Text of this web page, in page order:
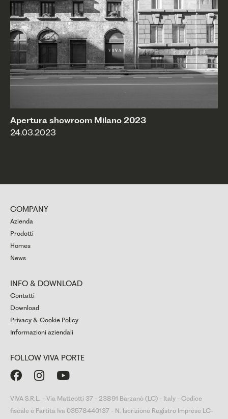
Apertura showroom Milano 2023
24.03.2023
COMPANY
Azienda
Prodotti
Homes
News
INFO & DOWNLOAD
Contatti
Download
Privacy & Cookie Policy
Informazioni aziendali
FOLLOW VIVA PORTE
  
VIVA S.R.L. - Via Matteotti 37 - 23891 Barzanò (LC) - Italy - Codice
fiscale e Partita Iva 03578440137 - N. Iscrizione Registro Imprese LC-